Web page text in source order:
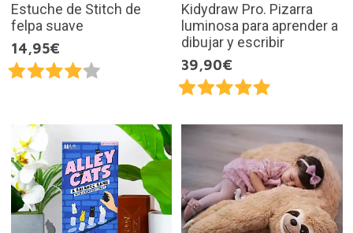
Estuche de Stitch de
felpa suave
14,95€
Kidydraw Pro. Pizarra
luminosa para aprender a
dibujar y escribir
39,90€